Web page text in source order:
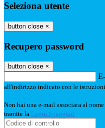
Seleziona utente
button close ×
Recupero password
button close ×
all'indirizzo indicato con le istruzioni
Non hai una e-mail associata al
tramite la Login Spaggiari